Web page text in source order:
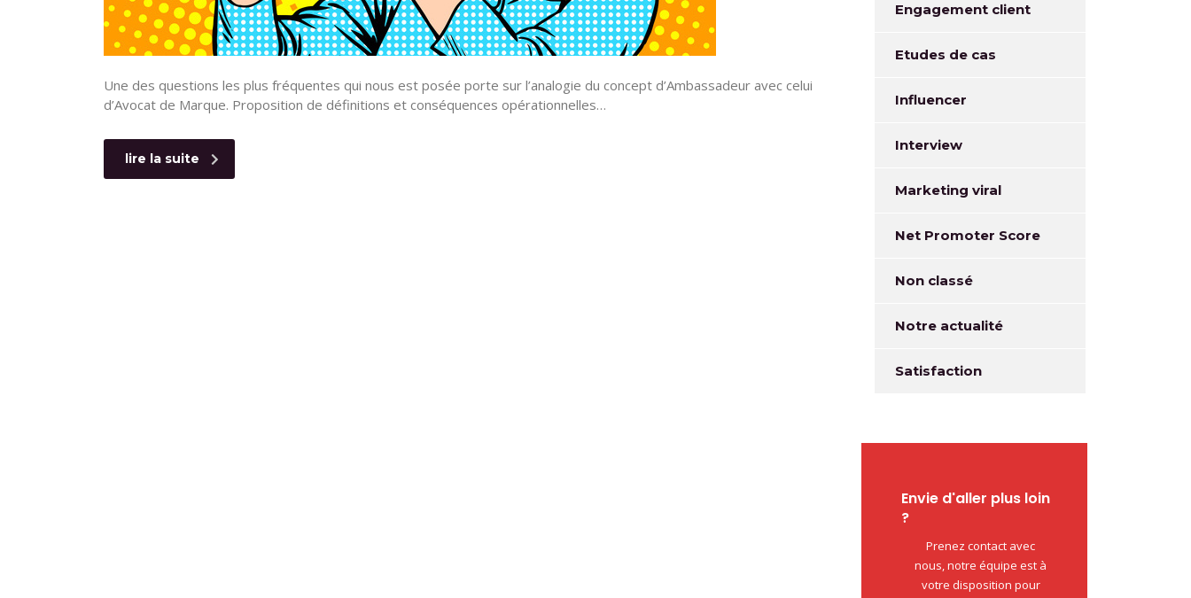
Une des questions les plus fréquentes qui nous est posée porte sur l’analogie du concept d’Ambassadeur avec celui
d’Avocat de Marque. Proposition de définitions et conséquences opérationnelles…
lire la suite
Engagement client
Etudes de cas
Influencer
Interview
Marketing viral
Net Promoter Score
Non classé
Notre actualité
Satisfaction
Envie d'aller plus loin
?
Prenez contact avec
nous, notre équipe est à
votre disposition pour